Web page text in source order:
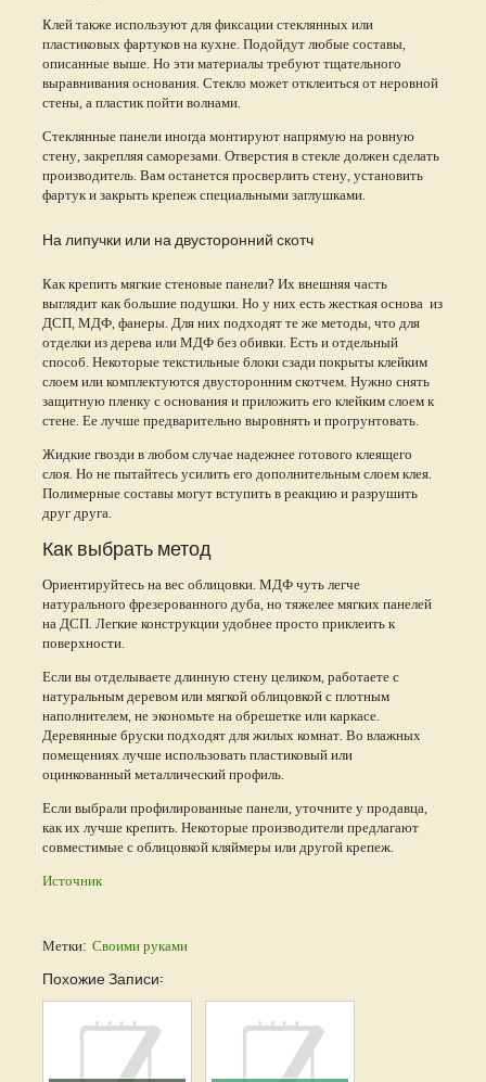
Клей также используют для фиксации стеклянных или
пластиковых фартуков на кухне. Подойдут любые составы,
описанные выше. Но эти материалы требуют тщательного
выравнивания основания. Стекло может отклеиться от неровной
стены, а пластик пойти волнами.
Стеклянные панели иногда монтируют напрямую на ровную
стену, закрепляя саморезами. Отверстия в стекле должен сделать
производитель. Вам останется просверлить стену, установить
фартук и закрыть крепеж специальными заглушками.
На липучки или на двусторонний скотч
Как крепить мягкие стеновые панели? Их внешняя часть
выглядит как большие подушки. Но у них есть жесткая основа из
ДСП, МДФ, фанеры. Для них подходят те же методы, что для
отделки из дерева или МДФ без обивки. Есть и отдельный
способ. Некоторые текстильные блоки сзади покрыты клейким
слоем или комплектуются двусторонним скотчем. Нужно снять
защитную пленку с основания и приложить его клейким слоем к
стене. Ее лучше предварительно выровнять и прогрунтовать.
Жидкие гвозди в любом случае надежнее готового клеящего
слоя. Но не пытайтесь усилить его дополнительным слоем клея.
Полимерные составы могут вступить в реакцию и разрушить
друг друга.
Как выбрать метод
Ориентируйтесь на вес облицовки. МДФ чуть легче
натурального фрезерованного дуба, но тяжелее мягких панелей
на ДСП. Легкие конструкции удобнее просто приклеить к
поверхности.
Если вы отделываете длинную стену целиком, работаете с
натуральным деревом или мягкой облицовкой с плотным
наполнителем, не экономьте на обрешетке или каркасе.
Деревянные бруски подходят для жилых комнат. Во влажных
помещениях лучше использовать пластиковый или
оцинкованный металлический профиль.
Если выбрали профилированные панели, уточните у продавца,
как их лучше крепить. Некоторые производители предлагают
совместимые с облицовкой кляймеры или другой крепеж.
Источник
Метки: Своими руками
Похожие Записи: